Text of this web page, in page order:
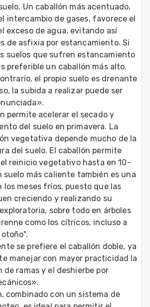
Un caballón más acentuado,
intercambio de gases, favorece el
exceso de agua, evitando así
de asfixia por estancamiento. Si
suelos que sufren estancamiento
preferible un caballón más alto.
el propio suelo es drenante
la subida a realizar puede ser
permite acelerar el secado y
del suelo en primavera. La
vegetativa depende mucho de la
del suelo. El caballón permite
reinicio vegetativo hasta en 10-
suelo más caliente también es una
los meses fríos, puesto que las
creciendo y realizando su
sobre todo en árboles
como los cítricos, incluso a
se prefiere el caballón doble, ya
manejar con mayor practicidad la
ramas y el deshierbe por
combinado con un sistema de